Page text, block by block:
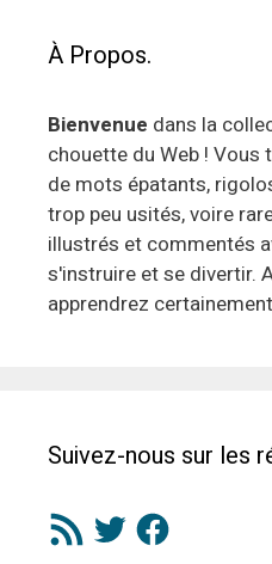
À Propos.
Bienvenue dans la
chouette du Web !
de mots épatants,
trop peu usités, voire
illustrés et commentés
s'instruire et se divertir.
apprendrez
Suivez-nous sur les
Flux
RSS
TwitterFacebook